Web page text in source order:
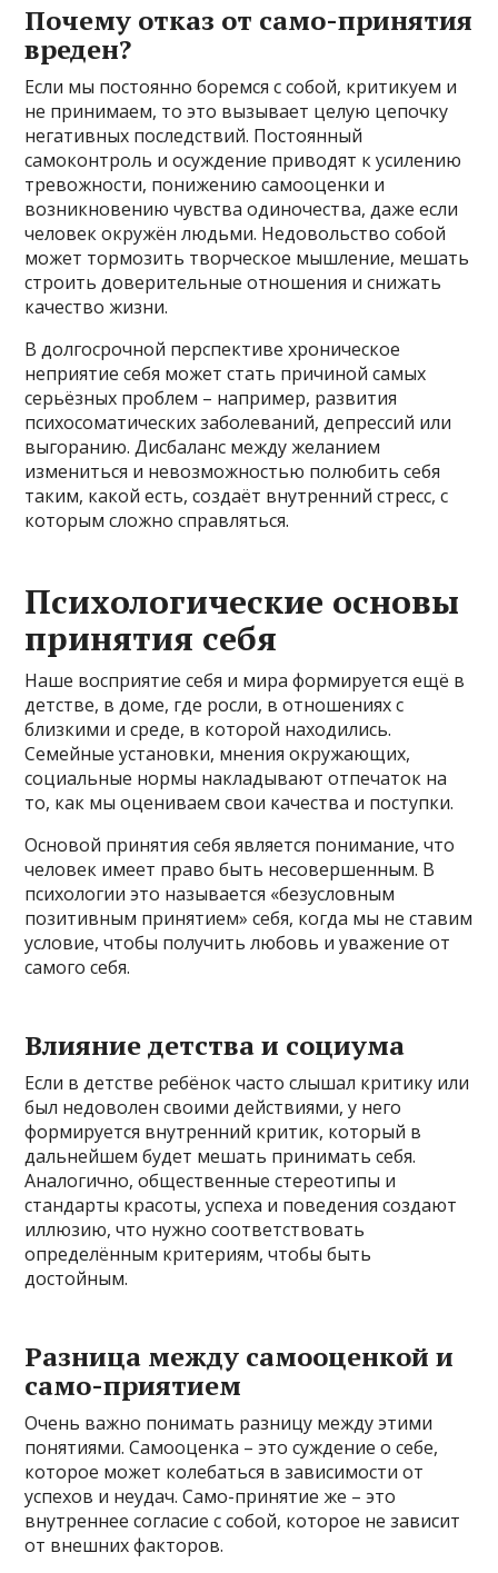
Почему отказ от само-принятия
вреден?
Если мы постоянно боремся с собой, критикуем и
не принимаем, то это вызывает целую цепочку
негативных последствий. Постоянный
самоконтроль и осуждение приводят к усилению
тревожности, понижению самооценки и
возникновению чувства одиночества, даже если
человек окружён людьми. Недовольство собой
может тормозить творческое мышление, мешать
строить доверительные отношения и снижать
качество жизни.
В долгосрочной перспективе хроническое
неприятие себя может стать причиной самых
серьёзных проблем – например, развития
психосоматических заболеваний, депрессий или
выгоранию. Дисбаланс между желанием
измениться и невозможностью полюбить себя
таким, какой есть, создаёт внутренний стресс, с
которым сложно справляться.
Психологические основы
принятия себя
Наше восприятие себя и мира формируется ещё в
детстве, в доме, где росли, в отношениях с
близкими и среде, в которой находились.
Семейные установки, мнения окружающих,
социальные нормы накладывают отпечаток на
то, как мы оцениваем свои качества и поступки.
Основой принятия себя является понимание, что
человек имеет право быть несовершенным. В
психологии это называется «безусловным
позитивным принятием» себя, когда мы не ставим
условие, чтобы получить любовь и уважение от
самого себя.
Влияние детства и социума
Если в детстве ребёнок часто слышал критику или
был недоволен своими действиями, у него
формируется внутренний критик, который в
дальнейшем будет мешать принимать себя.
Аналогично, общественные стереотипы и
стандарты красоты, успеха и поведения создают
иллюзию, что нужно соответствовать
определённым критериям, чтобы быть
достойным.
Разница между самооценкой и
само-приятием
Очень важно понимать разницу между этими
понятиями. Самооценка – это суждение о себе,
которое может колебаться в зависимости от
успехов и неудач. Само-принятие же – это
внутреннее согласие с собой, которое не зависит
от внешних факторов.